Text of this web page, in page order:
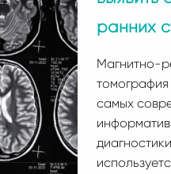
ранних
Магнитно-
самых